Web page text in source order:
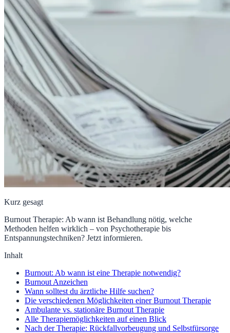
Kurz gesagt
Burnout Therapie: Ab wann ist Behandlung nötig, welche
Methoden helfen wirklich – von Psychotherapie bis
Entspannungstechniken? Jetzt informieren.
Inhalt
Burnout: Ab wann ist eine Therapie notwendig?
Burnout Anzeichen
Wann solltest du ärztliche Hilfe suchen?
Die verschiedenen Möglichkeiten einer Burnout Therapie
Ambulante vs. stationäre Burnout Therapie
Alle Therapiemöglichkeiten auf einen Blick
Nach der Therapie: Rückfallvorbeugung und Selbstfürsorge